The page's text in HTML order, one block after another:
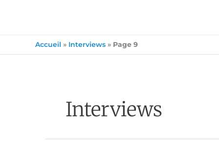
Accueil » Interviews » Page 9
Interviews